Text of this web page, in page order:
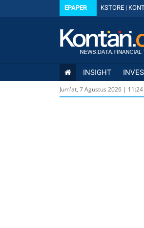
EPAPER KSTORE |
INSIGHT
Jum'at, 7 Agustus 2026 | 11:24